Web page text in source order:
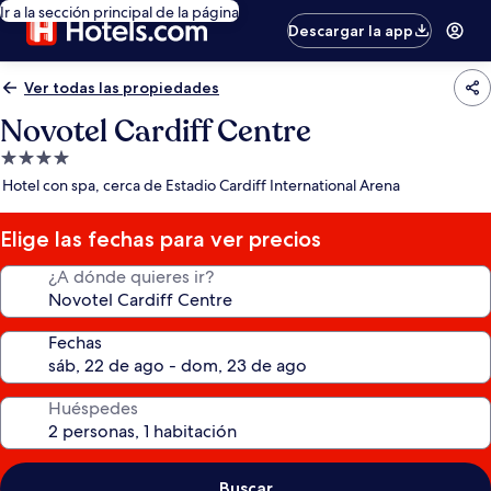
Ir a la sección principal de la página
Descargar la app
Ver todas las propiedades
Novotel Cardiff Centre
Propiedad
de
estrellas
Hotel con spa, cerca de Estadio Cardiff International Arena
Elige las fechas para ver precios
¿A dónde quieres ir?
Fechas
Huéspedes